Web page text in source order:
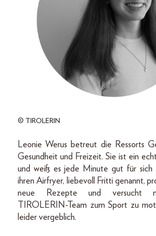
© TIROLERIN
Leonie Werus betreut die Ressorts
Gesundheit und Freizeit. Sie ist ein
und weiß es jede Minute gut für sich
ihren Airfryer, liebevoll Fritti genannt,
neue Rezepte und versucht
TIROLERIN-Team zum Sport zu
leider vergeblich.